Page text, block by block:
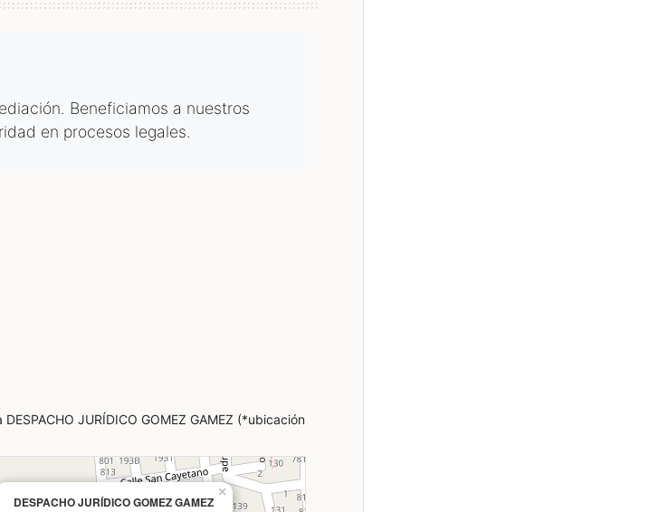
Beneficiamos a nuestros
en procesos legales.
JURÍDICO GOMEZ GAMEZ (*ubicación
DESPACHO JURÍDICO GOMEZ GAMEZ
×